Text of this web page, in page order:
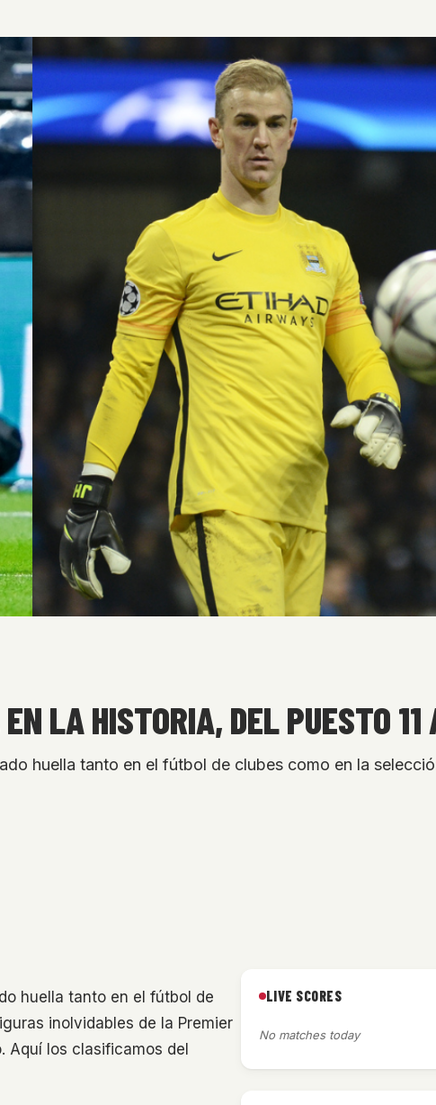
LA HISTORIA, DEL PUESTO 11
huella tanto en el fútbol de clubes como en la
huella tanto en el fútbol de
inolvidables de la Premier
Aquí los clasificamos del
LIVE SCORES
No matches today